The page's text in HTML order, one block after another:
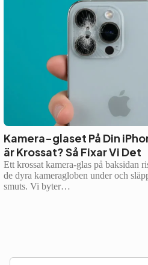
Kamera-glaset På Din
är Krossat? Så Fixar Vi Det
Ett krossat kamera-glas på baksidan
de dyra kameragloben under och
smuts. Vi byter…